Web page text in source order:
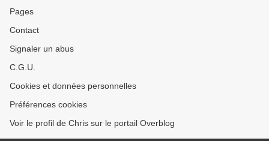
Pages
Contact
Signaler un abus
C.G.U.
Cookies et données personnelles
Préférences cookies
Voir le profil de Chris sur le portail Overblog